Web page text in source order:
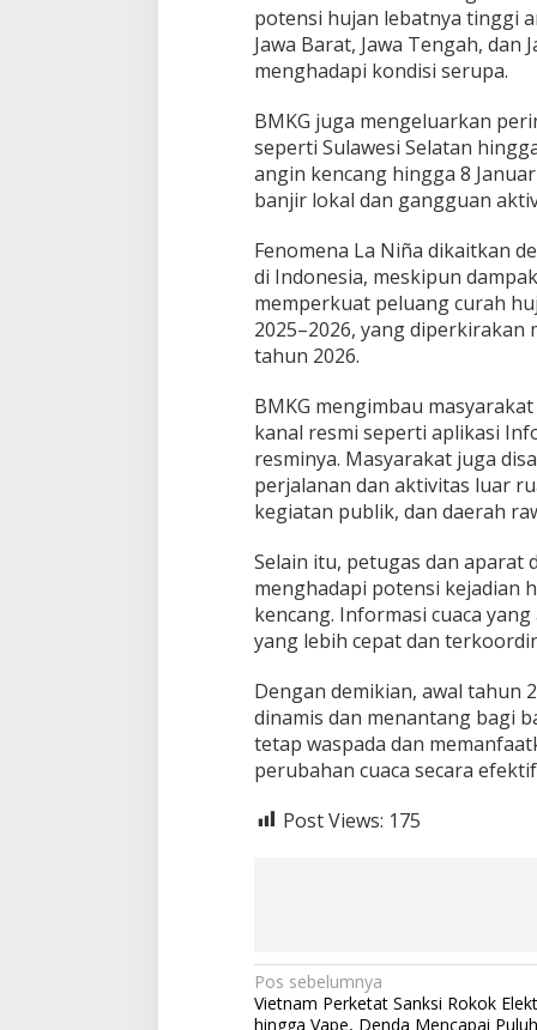
n
e
s
i
potensi hujan lebatnya tinggi
Jawa Barat, Jawa Tengah,
menghadapi kondisi serupa.
BMKG juga mengeluarkan
seperti Sulawesi Selatan
angin kencang hingga 8
banjir lokal dan gangguan
Fenomena La Niña dikaitkan
di Indonesia, meskipun
memperkuat peluang curah
2025–2026, yang
tahun 2026.
BMKG mengimbau
kanal resmi seperti aplikasi
resminya. Masyarakat juga
perjalanan dan aktivitas luar
kegiatan publik, dan daerah
Selain itu, petugas dan aparat
menghadapi potensi kejadian
kencang. Informasi cuaca
yang lebih cepat dan
Dengan demikian, awal tahun
dinamis dan menantang bagi
tetap waspada dan
perubahan cuaca secara
Post Views: 175
N
a
Pos sebelumnya
Vietnam Perketat Sanksi Rokok
hingga Vape, Denda Mencapai